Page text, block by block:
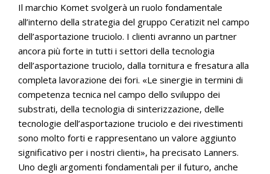
Il marchio Komet svolgerà un ruolo fondamentale
all’interno della strategia del gruppo Ceratizit nel campo
dell’asportazione truciolo. I clienti avranno un partner
ancora più forte in tutti i settori della tecnologia
dell’asportazione truciolo, dalla tornitura e fresatura alla
completa lavorazione dei fori. «Le sinergie in termini di
competenza tecnica nel campo dello sviluppo dei
substrati, della tecnologia di sinterizzazione, delle
tecnologie dell’asportazione truciolo e dei rivestimenti
sono molto forti e rappresentano un valore aggiunto
significativo per i nostri clienti», ha precisato Lanners.
Uno degli argomenti fondamentali per il futuro, anche